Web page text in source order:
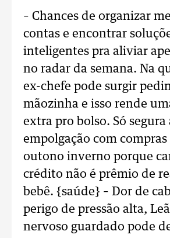
– Chances de organizar
contas e encontrar
inteligentes pra aliviar
no radar da semana. Na
ex-chefe pode surgir
mãozinha e isso rende
extra pro bolso. Só segura
empolgação com compras
outono inverno porque
crédito não é prêmio de
bebê. {saúde} – Dor de
perigo de pressão alta,
nervoso guardado pode